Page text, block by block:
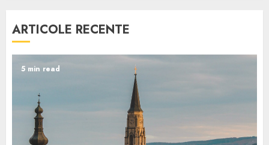
ARTICOLE RECENTE
5 min read